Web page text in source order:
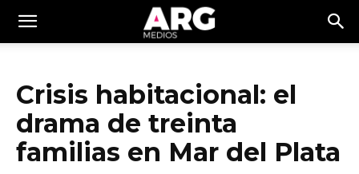
Crisis habitacional: el
drama de treinta
familias en Mar del Plata